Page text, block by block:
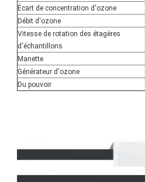
Écart de concentration d'ozone
Débit d'ozone
Vitesse de rotation des étagères
d'échantillons
Manette
Générateur d'ozone
Du pouvoir